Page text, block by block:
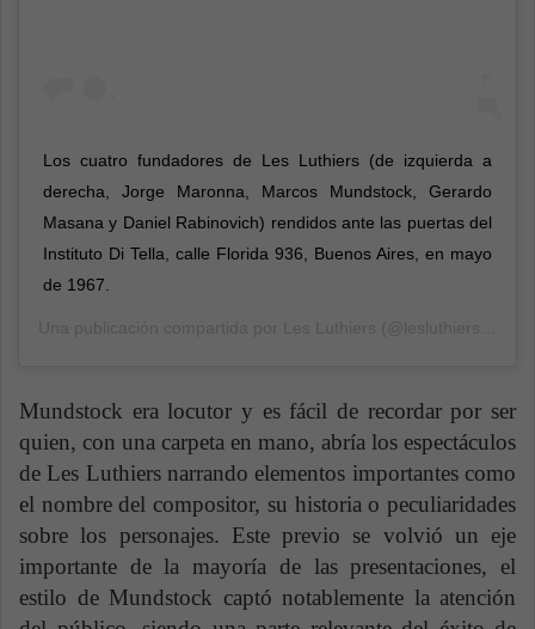
Los cuatro fundadores de Les Luthiers (de izquierda a
derecha, Jorge Maronna, Marcos Mundstock, Gerardo
Masana y Daniel Rabinovich) rendidos ante las puertas del
Instituto Di Tella, calle Florida 936, Buenos Aires, en mayo
de 1967.
Mundstock era locutor y es fácil de recordar por ser
quien, con una carpeta en mano, abría los espectáculos
de Les Luthiers narrando elementos importantes como
el nombre del compositor, su historia o peculiaridades
sobre los personajes. Este previo se volvió un eje
importante de la mayoría de las presentaciones, el
estilo de Mundstock captó notablemente la atención